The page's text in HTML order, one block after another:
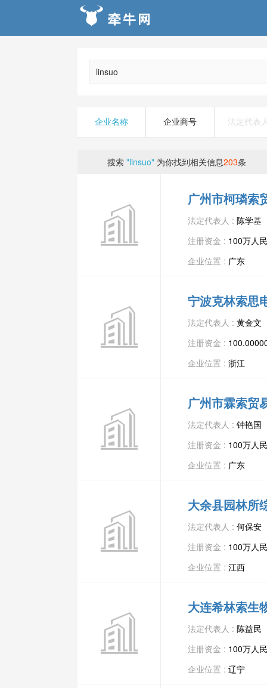
企业名称 企业商号 法定代表
搜索 "linsuo" 为你找到相关信息203条
广州市柯璘索
法定代表人 : 陈学基
注册资金 : 100万人
企业位置 : 广东
宁波克林索思
法定代表人 : 黄金文
注册资金 :
企业位置 : 浙江
广州市霖索贸
法定代表人 : 钟艳国
注册资金 : 100万人
企业位置 : 广东
大余县园林所
法定代表人 : 何保安
注册资金 : 100万人
企业位置 : 江西
大连希林索生
法定代表人 : 陈益民
注册资金 : 100万人
企业位置 : 辽宁